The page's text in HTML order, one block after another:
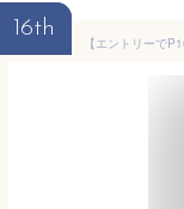
16th